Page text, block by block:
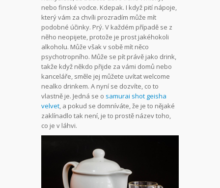
nebo finské vodce. Kdepak. I když pití nápoje,
který vám za chvíli prozradím může mít
podobné účinky. Prý. V každém případě se z
něho neopijete, protože je prost jakéhokoli
alkoholu. Může však v sobě mít něco
psychotropního. Může se pít právě jako drink,
takže když někdo přijde za vámi domů nebo
kanceláře, směle jej můžete uvítat welcome
nealko drinkem. A nyní se dozvíte, co to
vlastně je. Jedná se o samurai shot geisha
velvet, a pokud se domníváte, že je to nějaké
zaklínadlo tak není, je to prostě název toho,
co je v láhvi.